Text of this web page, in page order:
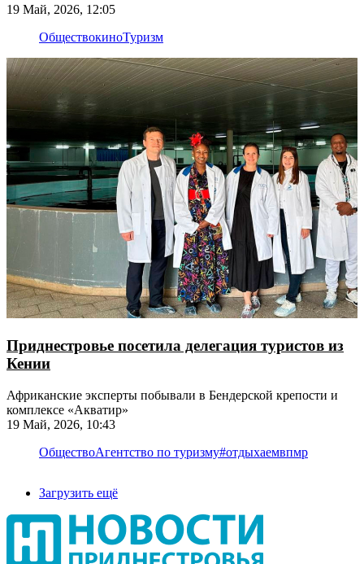
19 Май, 2026, 12:05
ОбществокиноТуризм
Приднестровье посетила делегация туристов из
Кении
Африканские эксперты побывали в Бендерской крепости и
комплексе «Акватир»
19 Май, 2026, 10:43
ОбществоАгентство по туризму#отдыхаемвпмр
Загрузить ещё